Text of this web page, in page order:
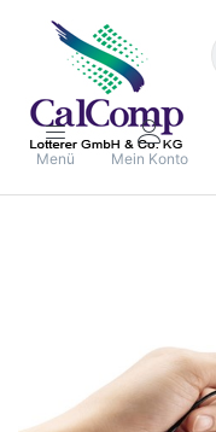
Menü Mein Konto